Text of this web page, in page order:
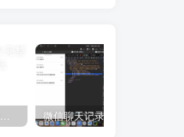
幻隐Q绑查询源码/完整源码带API